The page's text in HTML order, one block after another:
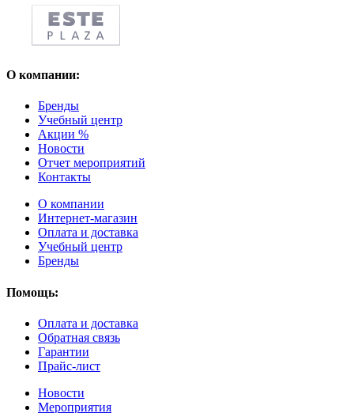
О компании:
Бренды
Учебный центр
Акции %
Новости
Отчет мероприятий
Контакты
О компании
Интернет-магазин
Оплата и доставка
Учебный центр
Бренды
Помощь:
Оплата и доставка
Обратная связь
Гарантии
Прайс-лист
Новости
Мероприятия